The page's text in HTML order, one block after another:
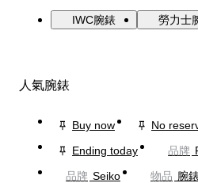
IWC腕錶 勞力士
人氣腕錶
Buy now
No
Ending today
品牌
品牌 Seiko 物品 腕錶